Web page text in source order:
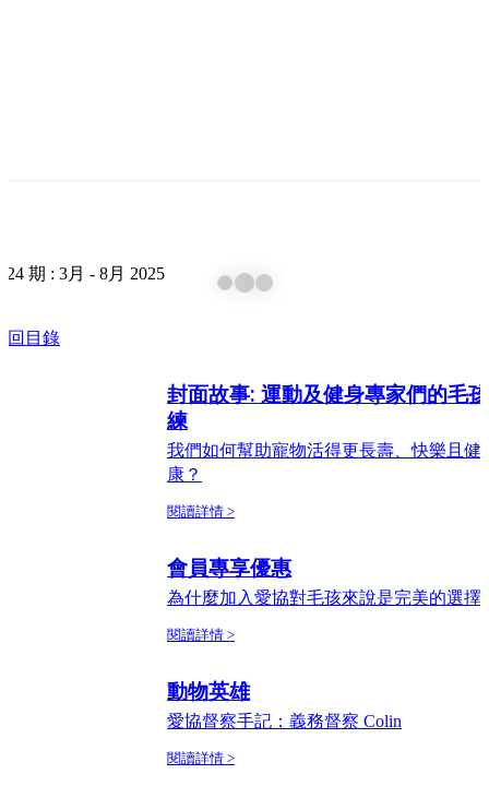
期 : 3月 - 8月 2025
回目錄
封面故事: 運動及健身專家們的毛
練
我們如何幫助寵物活得更長壽、快樂且健
康？
閱讀詳情 >
會員專享優惠
為什麼加入愛協對毛孩來說是完美的選擇
閱讀詳情 >
動物英雄
愛協督察手記：義務督察 Colin
閱讀詳情 >